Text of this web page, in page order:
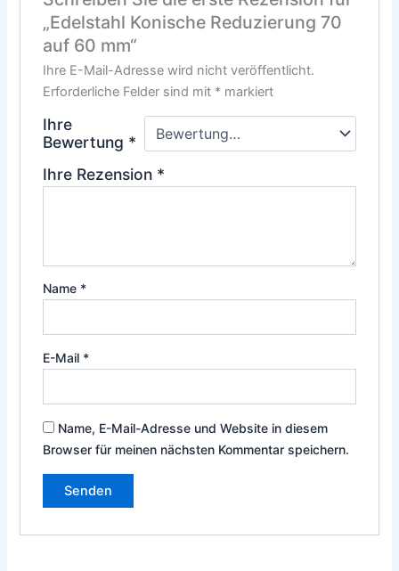
„Edelstahl Konische Reduzierung 70
auf 60 mm“
Ihre E-Mail-Adresse wird nicht veröffentlicht.
Erforderliche Felder sind mit *markiert
Ihre
Bewertung *
Ihre Rezension *
Name *
E-Mail *
Name, E-Mail-Adresse und Website in diesem
Browser für meinen nächsten Kommentar speichern.